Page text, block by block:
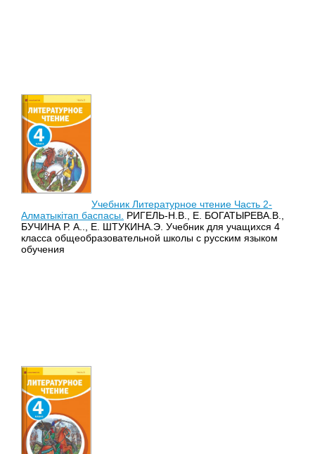
Учебник Литературное чтение Часть 2-
Алматыкітап баспасы.
РИГЕЛЬ-Н.В., Е. БОГАТЫРЕВА.В.,
БУЧИНА Р. А.., Е. ШТУКИНА.Э. Учебник для учащихся 4
класса общеобразовательной школы с русским языком
обучения